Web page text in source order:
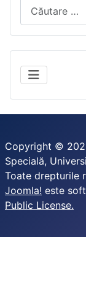
Copyright ©
Specială,
Toate drepturile
Joomla! este
Public License.